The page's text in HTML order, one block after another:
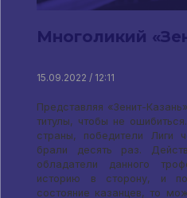
Многоликий
15.09.2022 / 12:11
Представляя «Зенит-
титулы, чтобы не
страны, победители Лиги
брали десять раз.
обладатели данного
историю в сторону, и
состояние казанцев, то